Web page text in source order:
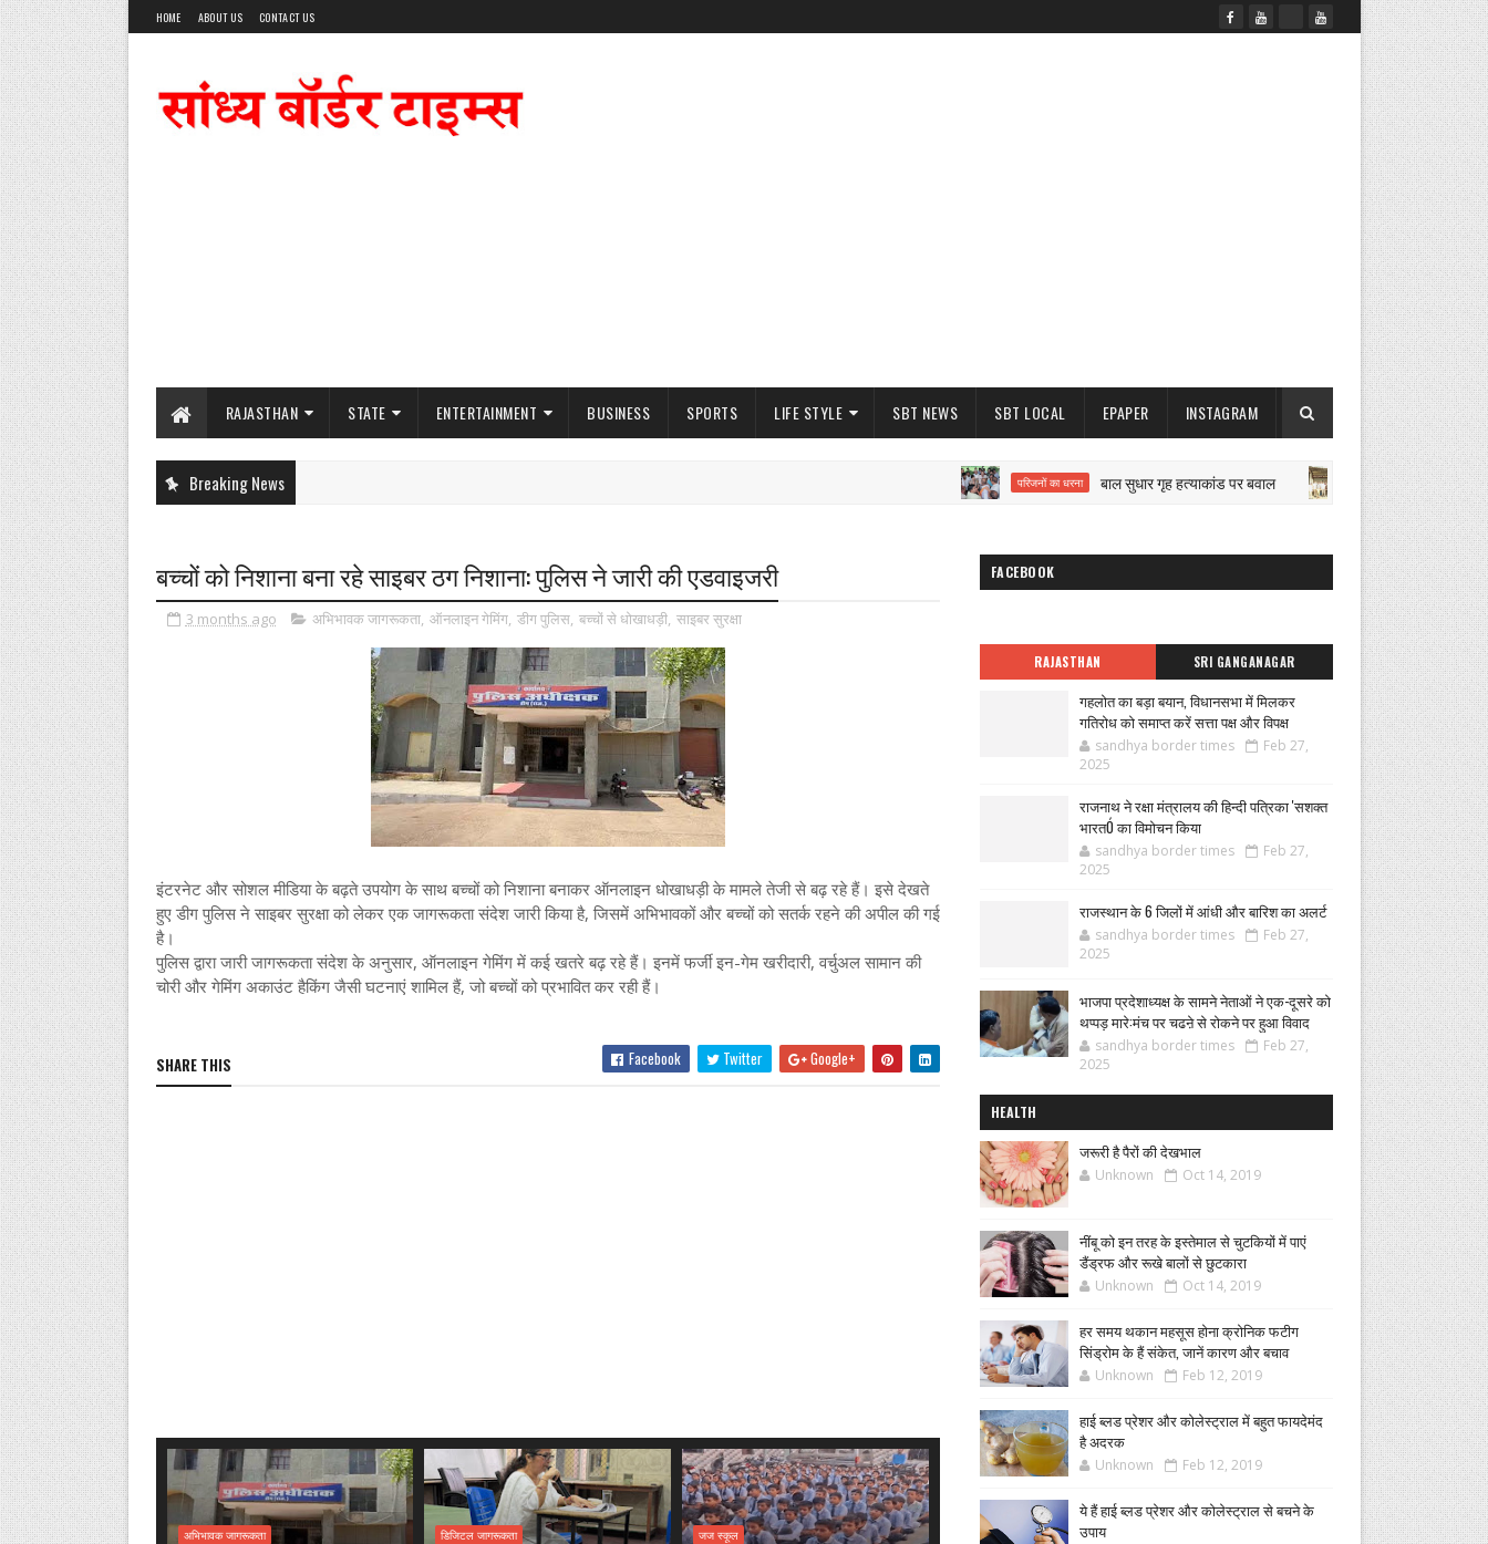
HOME ABOUT US CONTACT US
RAJASTHAN STATE ENTERTAINMENT BUSINESS SPORTS LIFE STYLE SBT NEWS SBT LOCAL EPAPER INSTAGRAM
Breaking News परिजनों का धरना बाल सुधार गृह हत्याकांड पर बवाल नगर परिषद कार्रवाई मिनी
बच्चों को निशाना बना रहे साइबर ठग निशाना: पुलिस ने जारी की एडवाइजरी
3 months ago अभिभावक जागरूकता, ऑनलाइन गेमिंग, डीग पुलिस, बच्चों से धोखाधड़ी, साइबर सुरक्षा
इंटरनेट और सोशल मीडिया के बढ़ते उपयोग के साथ बच्चों को निशाना बनाकर ऑनलाइन धोखाधड़ी के मामले तेजी से बढ़ रहे हैं। इसे देखते
हुए डीग पुलिस ने साइबर सुरक्षा को लेकर एक जागरूकता संदेश जारी किया है, जिसमें अभिभावकों और बच्चों को सतर्क रहने की अपील की गई
है।
पुलिस द्वारा जारी जागरूकता संदेश के अनुसार, ऑनलाइन गेमिंग में कई खतरे बढ़ रहे हैं। इनमें फर्जी इन-गेम खरीदारी, वर्चुअल सामान की
चोरी और गेमिंग अकाउंट हैकिंग जैसी घटनाएं शामिल हैं, जो बच्चों को प्रभावित कर रही हैं।
SHARE THIS Facebook Twitter Google+
अभिभावक जागरूकता डिजिटल जागरूकता जज स्कूल
FACEBOOK
RAJASTHAN SRI GANGANAGAR
गहलोत का बड़ा बयान, विधानसभा में मिलकर
गतिरोध को समाप्त करें सत्ता पक्ष और विपक्ष
sandhya border times
Feb 27,
2025
राजनाथ ने रक्षा मंत्रालय की हिन्दी पत्रिका 'सशक्त
भारतÓ का विमोचन किया
sandhya border times
Feb 27,
2025
राजस्थान के 6 जिलों में आंधी और बारिश का अलर्ट
sandhya border times
Feb 27,
2025
भाजपा प्रदेशाध्यक्ष के सामने नेताओं ने एक-दूसरे को
थप्पड़ मारे:मंच पर चढऩे से रोकने पर हुआ विवाद
sandhya border times
Feb 27,
2025
HEALTH
जरूरी है पैरों की देखभाल
Unknown Oct 14, 2019
नींबू को इन तरह के इस्तेमाल से चुटकियों में पाएं
डैंड्रफ और रूखे बालों से छुटकारा
Unknown Oct 14, 2019
हर समय थकान महसूस होना क्रोनिक फटीग
सिंड्रोम के हैं संकेत, जानें कारण और बचाव
Unknown Feb 12, 2019
हाई ब्लड प्रेशर और कोलेस्ट्राल में बहुत फायदेमंद
है अदरक
Unknown Feb 12, 2019
ये हैं हाई ब्लड प्रेशर और कोलेस्ट्राल से बचने के
उपाय